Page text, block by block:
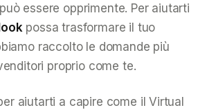
essere opprimente. Per aiutarti
possa trasformare il tuo
raccolto le domande più
proprio come te.
aiutarti a capire come il Virtual